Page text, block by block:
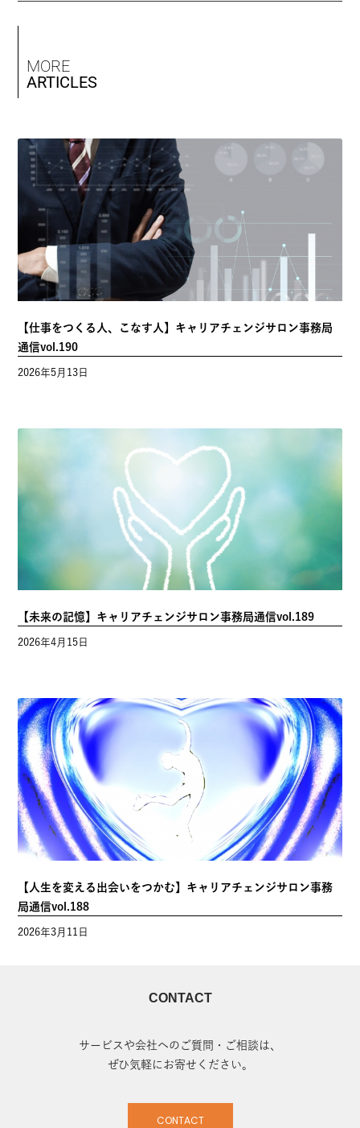
MORE
ARTICLES
【仕事をつくる人、こなす人】キャリアチェンジサロン事務局
通信vol.190
2026年5月13日
【未来の記憶】キャリアチェンジサロン事務局通信vol.189
2026年4月15日
【人生を変える出会いをつかむ】キャリアチェンジサロン事務
局通信vol.188
2026年3月11日
CONTACT
サービスや会社へのご質問・ご相談は、
ぜひ気軽にお寄せください。
CONTACT